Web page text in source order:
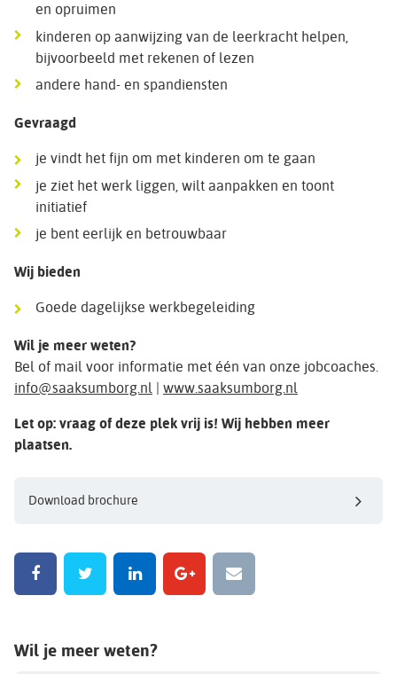
en opruimen
kinderen op aanwijzing van de leerkracht helpen,
bijvoorbeeld met rekenen of lezen
andere hand- en spandiensten
Gevraagd
je vindt het fijn om met kinderen om te gaan
je ziet het werk liggen, wilt aanpakken en toont
initiatief
je bent eerlijk en betrouwbaar
Wij bieden
Goede dagelijkse werkbegeleiding
Wil je meer weten?
Bel of mail voor informatie met één van onze jobcoaches.
info@saaksumborg.nl
www.saaksumborg.nl
Let op: vraag of deze plek vrij is! Wij hebben meer
plaatsen.
Download brochure
Wil je meer weten?